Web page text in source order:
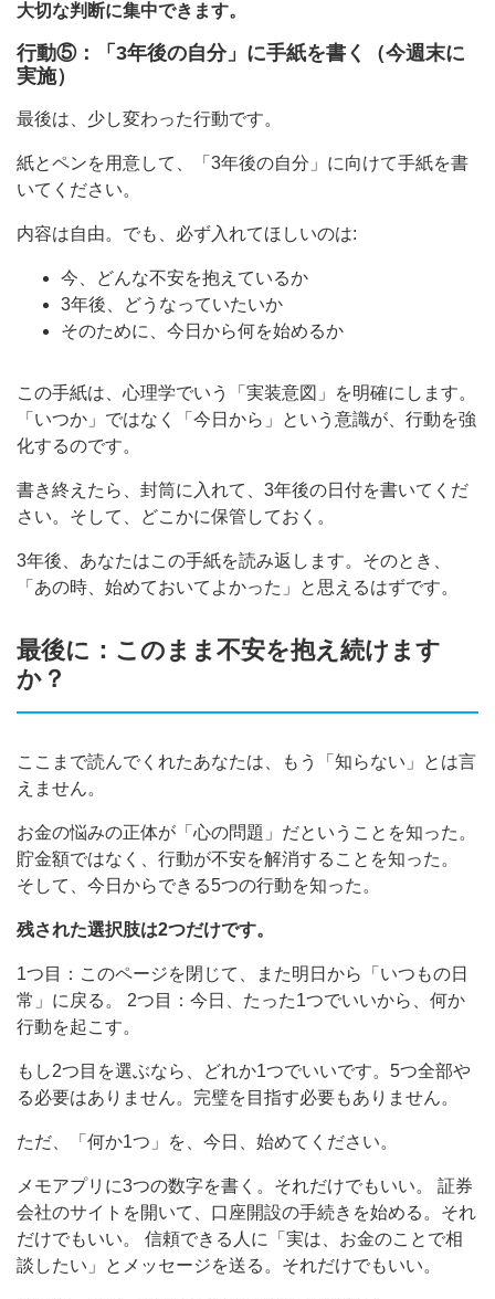
大切な判断に集中できます。
行動⑤：「3年後の自分」に手紙を書く（今週末に
実施）
最後は、少し変わった行動です。
紙とペンを用意して、「3年後の自分」に向けて手紙を書
いてください。
内容は自由。でも、必ず入れてほしいのは:
今、どんな不安を抱えているか
3年後、どうなっていたいか
そのために、今日から何を始めるか
この手紙は、心理学でいう「実装意図」を明確にします。
「いつか」ではなく「今日から」という意識が、行動を強
化するのです。
書き終えたら、封筒に入れて、3年後の日付を書いてくだ
さい。そして、どこかに保管しておく。
3年後、あなたはこの手紙を読み返します。そのとき、
「あの時、始めておいてよかった」と思えるはずです。
最後に：このまま不安を抱え続けます
か？
ここまで読んでくれたあなたは、もう「知らない」とは言
えません。
お金の悩みの正体が「心の問題」だということを知った。
貯金額ではなく、行動が不安を解消することを知った。
そして、今日からできる5つの行動を知った。
残された選択肢は2つだけです。
1つ目：このページを閉じて、また明日から「いつもの日
常」に戻る。 2つ目：今日、たった1つでいいから、何か
行動を起こす。
もし2つ目を選ぶなら、どれか1つでいいです。5つ全部や
る必要はありません。完璧を目指す必要もありません。
ただ、「何か1つ」を、今日、始めてください。
メモアプリに3つの数字を書く。それだけでもいい。 証券
会社のサイトを開いて、口座開設の手続きを始める。それ
だけでもいい。 信頼できる人に「実は、お金のことで相
談したい」とメッセージを送る。それだけでもいい。